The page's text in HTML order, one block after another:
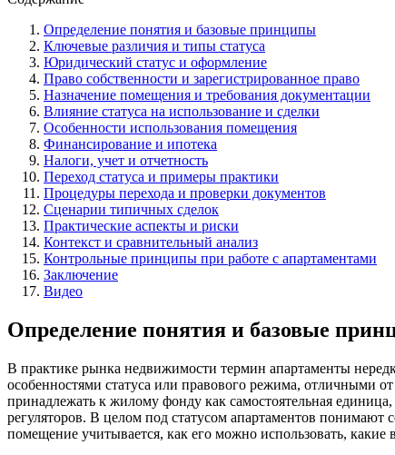
Определение понятия и базовые принципы
Ключевые различия и типы статуса
Юридический статус и оформление
Право собственности и зарегистрированное право
Назначение помещения и требования документации
Влияние статуса на использование и сделки
Особенности использования помещения
Финансирование и ипотека
Налоги, учет и отчетность
Переход статуса и примеры практики
Процедуры перехода и проверки документов
Сценарии типичных сделок
Практические аспекты и риски
Контекст и сравнительный анализ
Контрольные принципы при работе с апартаментами
Заключение
Видео
Определение понятия и базовые
В практике рынка недвижимости термин апартаменты
особенностями статуса или правового режима, отличными
принадлежать к жилому фонду как самостоятельная
регуляторов. В целом под статусом апартаментов понимают
помещение учитывается, как его можно использовать,